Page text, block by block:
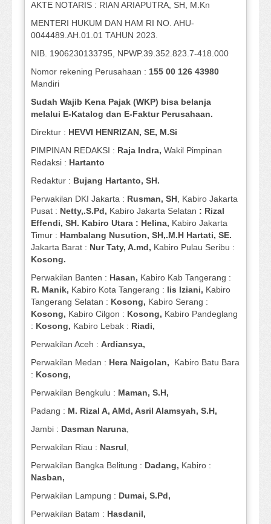
AKTE NOTARIS : RIAN ARIAPUTRA, SH, M.Kn
MENTERI HUKUM DAN HAM RI NO. AHU-
0044489.AH.01.01 TAHUN 2023.
NIB. 1906230133795, NPWP.39.352.823.7-418.000
Nomor rekening Perusahaan : 155 00 126 43980
Mandiri
Sudah Wajib Kena Pajak (WKP) bisa belanja
melalui E-Katalog dan E-Faktur Perusahaan.
Direktur : HEVVI HENRIZAN, SE, M.Si
PIMPINAN REDAKSI : Raja Indra, Wakil Pimpinan
Redaksi : Hartanto
Redaktur : Bujang Hartanto, SH.
Perwakilan DKI Jakarta : Rusman, SH , Kabiro Jakarta
Pusat : Netty,.S.Pd, Kabiro Jakarta Selatan : Rizal
Effendi, SH. Kabiro Utara : Helina, Kabiro Jakarta
Timur : Hambalang Nusution, SH,.M.H Hartati, SE.
Jakarta Barat : Nur Taty, A.md, Kabiro Pulau Seribu :
Kosong.
Perwakilan Banten : Hasan, Kabiro Kab Tangerang :
R. Manik, Kabiro Kota Tangerang : Iis Iziani, Kabiro
Tangerang Selatan : Kosong, Kabiro Serang :
Kosong, Kabiro Cilgon : Kosong, Kabiro Pandeglang
: Kosong, Kabiro Lebak : Riadi,
Perwakilan Aceh : Ardiansya,
Perwakilan Medan : Hera Naigolan, Kabiro Batu Bara
: Kosong,
Perwakilan Bengkulu : Maman, S.H,
Padang : M. Rizal A, AMd, Asril Alamsyah, S.H,
Jambi : Dasman Naruna
Perwakilan Riau : Nasrul
Perwakilan Bangka Belitung : Dadang, Kabiro :
Nasban,
Perwakilan Lampung : Dumai, S.Pd,
Perwakilan Batam : Hasdanil,